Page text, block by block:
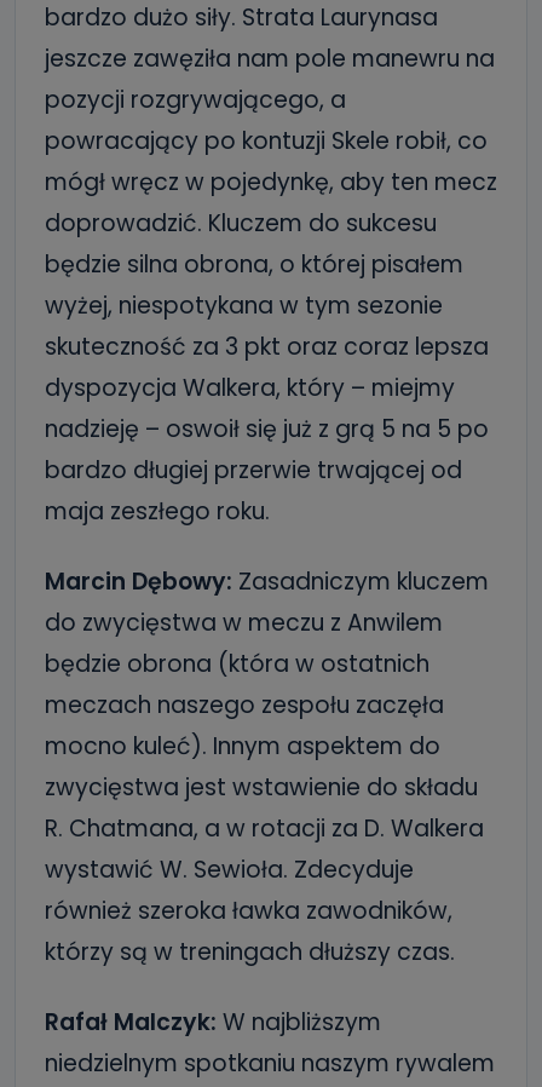
bardzo dużo siły. Strata Laurynasa
jeszcze zawęziła nam pole manewru na
pozycji rozgrywającego, a
powracający po kontuzji Skele robił, co
mógł wręcz w pojedynkę, aby ten mecz
doprowadzić. Kluczem do sukcesu
będzie silna obrona, o której pisałem
wyżej, niespotykana w tym sezonie
skuteczność za 3 pkt oraz coraz lepsza
dyspozycja Walkera, który – miejmy
nadzieję – oswoił się już z grą 5 na 5 po
bardzo długiej przerwie trwającej od
maja zeszłego roku.
Marcin Dębowy: Zasadniczym kluczem
do zwycięstwa w meczu z Anwilem
będzie obrona (która w ostatnich
meczach naszego zespołu zaczęła
mocno kuleć). Innym aspektem do
zwycięstwa jest wstawienie do składu
R. Chatmana, a w rotacji za D. Walkera
wystawić W. Sewioła. Zdecyduje
również szeroka ławka zawodników,
którzy są w treningach dłuższy czas.
Rafał Malczyk: W najbliższym
niedzielnym spotkaniu naszym rywalem